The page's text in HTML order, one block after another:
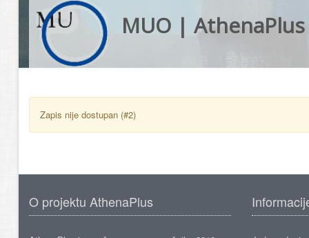
MUO | AthenaPlus
Zapis nije dostupan (#2)
O projektu AthenaPlus